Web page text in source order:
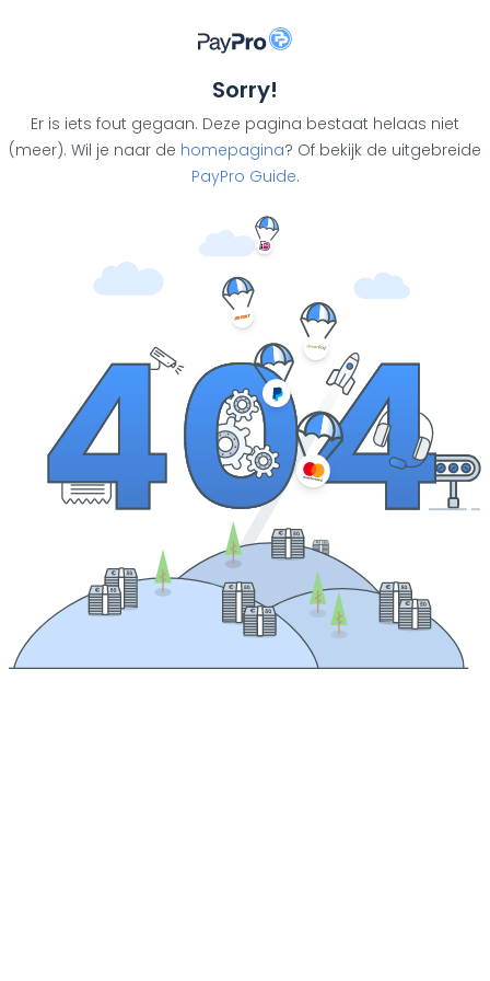
Sorry!
Er is iets fout gegaan. Deze pagina bestaat helaas niet
(meer). Wil je naar de homepagina? Of bekijk de uitgebreide
PayPro Guide.